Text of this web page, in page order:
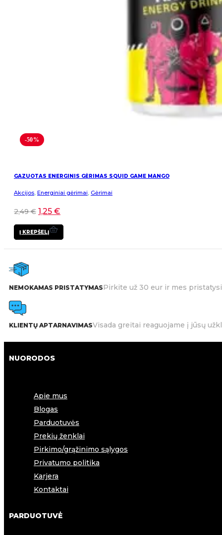
-50%
GAZUOTAS ENERGINIS GĖRIMAS SQUID GAME MANGO
Akcijos, Energiniai gėrimai, Gėrimai
2,49€ 1,25 €
Į KREPŠELĮ
NEMOKAMAS PRISTATYMASPirkite už 30 eur ir mes
KLIENTŲ APTARNAVIMASVisada greitai reaguojame į jūsų
NUORODOS
Apie mus
Blogas
Parduotuvės
Prekių ženklai
Pirkimo/grąžinimo sąlygos
Privatumo politika
Karjera
Kontaktai
PARDUOTUVĖ